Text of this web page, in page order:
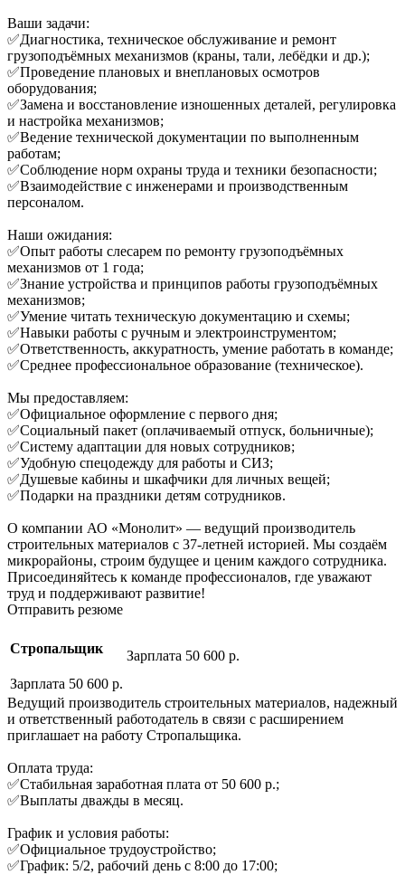
Ваши задачи:
✅Диагностика, техническое обслуживание и ремонт
грузоподъёмных механизмов (краны, тали, лебёдки и др.);
✅Проведение плановых и внеплановых осмотров
оборудования;
✅Замена и восстановление изношенных деталей, регулировка
и настройка механизмов;
✅Ведение технической документации по выполненным
работам;
✅Соблюдение норм охраны труда и техники безопасности;
✅Взаимодействие с инженерами и производственным
персоналом.
Наши ожидания:
✅Опыт работы слесарем по ремонту грузоподъёмных
механизмов от 1 года;
✅Знание устройства и принципов работы грузоподъёмных
механизмов;
✅Умение читать техническую документацию и схемы;
✅Навыки работы с ручным и электроинструментом;
✅Ответственность, аккуратность, умение работать в команде;
✅Среднее профессиональное образование (техническое).
Мы предоставляем:
✅Официальное оформление с первого дня;
✅Социальный пакет (оплачиваемый отпуск, больничные);
✅Систему адаптации для новых сотрудников;
✅Удобную спецодежду для работы и СИЗ;
✅Душевые кабины и шкафчики для личных вещей;
✅Подарки на праздники детям сотрудников.
О компании АО «Монолит» — ведущий производитель
строительных материалов с 37-летней историей. Мы создаём
микрорайоны, строим будущее и ценим каждого сотрудника.
Присоединяйтесь к команде профессионалов, где уважают
труд и поддерживают развитие!
Отправить резюме
Стропальщик
Зарплата 50 600 р.
Зарплата 50 600 р.
Ведущий производитель строительных материалов, надежный
и ответственный работодатель в связи с расширением
приглашает на работу Стропальщика.
Оплата труда:
✅Стабильная заработная плата от 50 600 р.;
✅Выплаты дважды в месяц.
График и условия работы:
✅Официальное трудоустройство;
✅График: 5/2, рабочий день с 8:00 до 17:00;